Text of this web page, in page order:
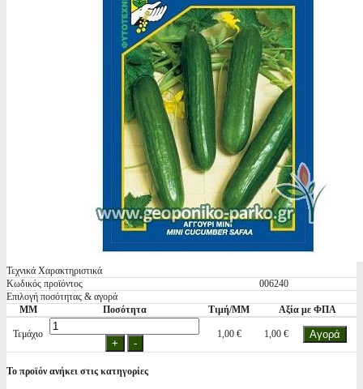
Τεχνικά Χαρακτηριστικά
Κωδικός προϊόντος
006240
Επιλογή ποσότητας & αγορά
ΜΜ
Ποσότητα Τιμή/ΜΜ Αξία με ΦΠΑ
Τεμάχιο 1,00 € 1,00 €
Το προϊόν ανήκει στις κατηγορίες